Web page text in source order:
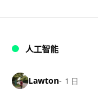
人工智能
Lawton 1 日